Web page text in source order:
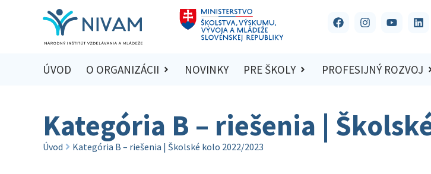
ÚVOD O ORGANIZÁCII NOVINKY PRE ŠKOLY PROFESIJNÝ ROZVOJ
Kategória B – riešenia |
Úvod Kategória B – riešenia | Školské kolo 2022/2023